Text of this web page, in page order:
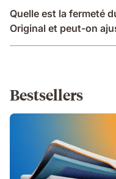
Quelle est la fermeté
Original et peut-on
Bestsellers